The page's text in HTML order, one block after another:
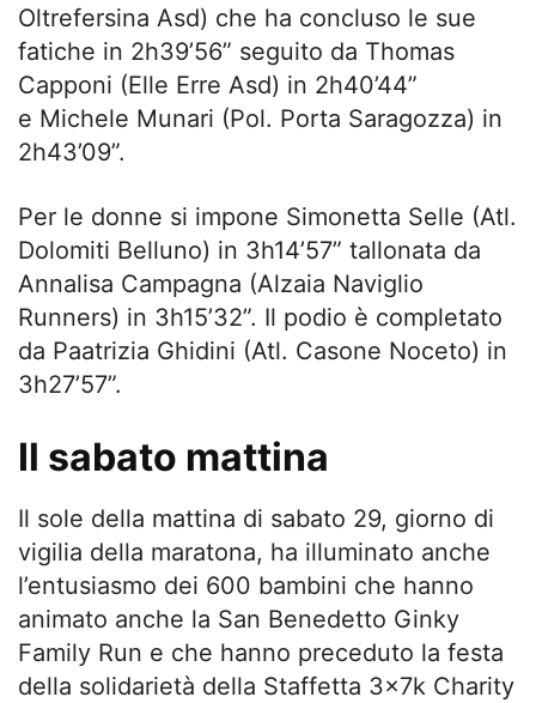
Oltrefersina Asd) che ha concluso le sue
fatiche in 2h39’56” seguito da Thomas
Capponi (Elle Erre Asd) in 2h40’44”
e Michele Munari (Pol. Porta Saragozza) in
2h43’09”.
Per le donne si impone Simonetta Selle (Atl.
Dolomiti Belluno) in 3h14’57” tallonata da
Annalisa Campagna (Alzaia Naviglio
Runners) in 3h15’32”. Il podio è completato
da Paatrizia Ghidini (Atl. Casone Noceto) in
3h27’57”.
Il sabato mattina
Il sole della mattina di sabato 29, giorno di
vigilia della maratona, ha illuminato anche
l’entusiasmo dei 600 bambini che hanno
animato anche la San Benedetto Ginky
Family Run e che hanno preceduto la festa
della solidarietà della Staffetta 3x7k Charity